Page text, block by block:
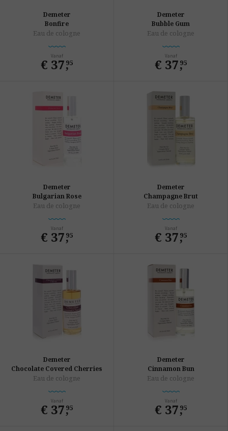
Demeter
Bonfire
Eau de cologne
Vanaf
€ 37,
95
Demeter
Bubble Gum
Eau de cologne
Vanaf
€ 37,
95
Demeter
Bulgarian Rose
Eau de cologne
Vanaf
€ 37,
95
Demeter
Champagne Brut
Eau de cologne
Vanaf
€ 37,
95
Demeter
Chocolate Covered Cherries
Eau de cologne
Vanaf
€ 37,
95
Demeter
Cinnamon Bun
Eau de cologne
Vanaf
€ 37,
95